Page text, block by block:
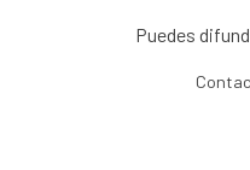
Puedes